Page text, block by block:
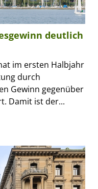
deutlich
im ersten Halbjahr
durch
Gewinn gegenüber
Damit ist der...